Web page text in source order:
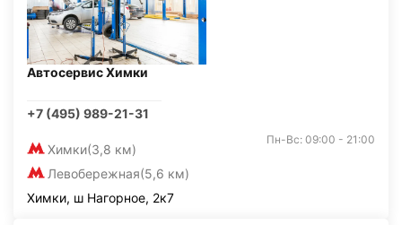
Автосервис Химки
+7 (495) 989-21-31
Химки(3,8 км)
Левобережная(5,6 км)
Пн-Вс: 09:00 - 21:00
Химки, ш Нагорное, 2к7